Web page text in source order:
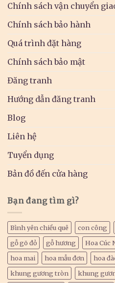
Chính sách vận chuyển
Chính sách bảo hành
Quá trình đặt hàng
Chính sách bảo mật
Đăng tranh
Hướng dẫn đăng tranh
Blog
Liên hệ
Tuyển dụng
Bản đồ đến cửa hàng
Bạn đang tìm gì?
Bình yên chiều quê con công
gỗ gõ đỏ
gỗ hương Hoa Cúc
hoa mai
hoa mẫu đơn hoa
khung gương tròn
khung